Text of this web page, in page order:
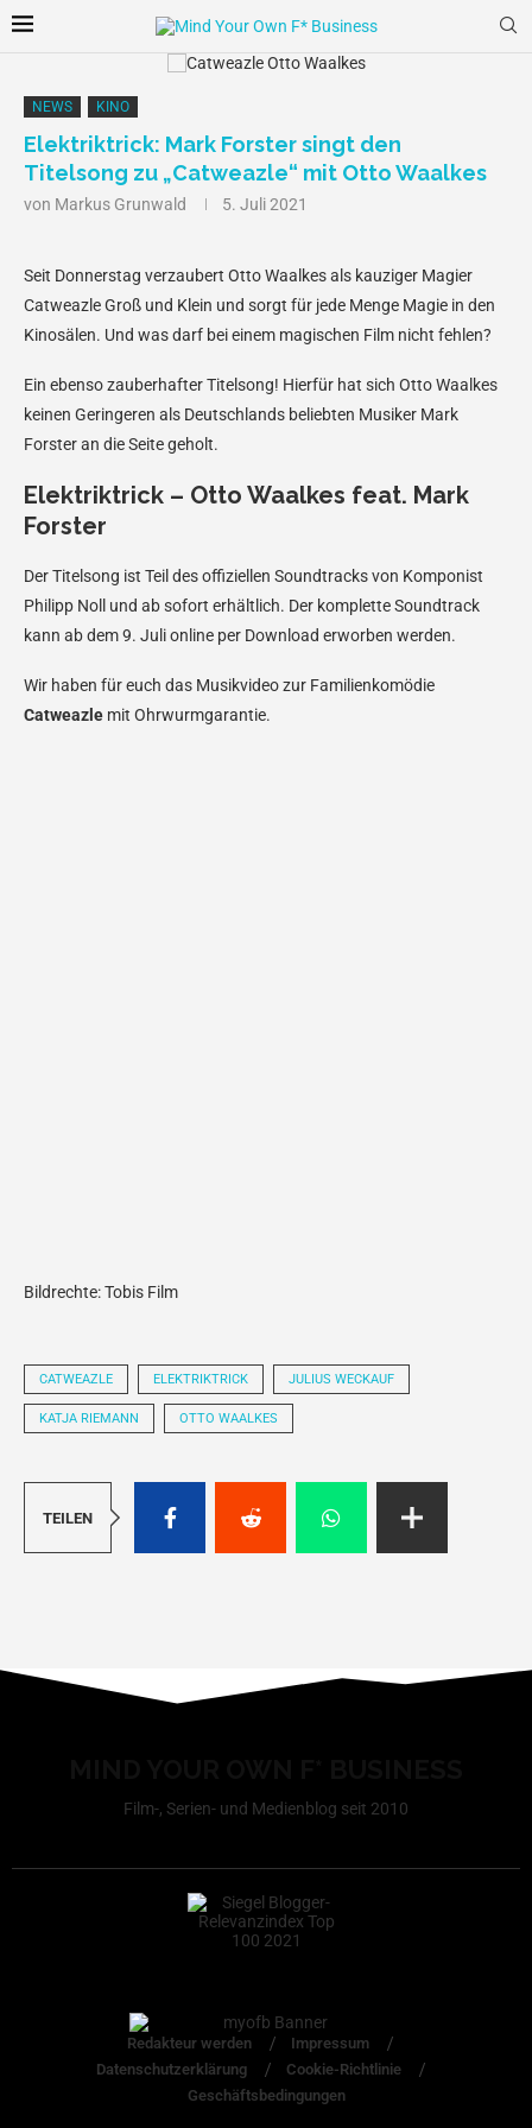
NEWS KINO
Elektriktrick: Mark Forster singt den
Titelsong zu „Catweazle“ mit Otto Waalkes
von Markus Grunwald 5. Juli 2021
Seit Donnerstag verzaubert Otto Waalkes als kauziger Magier
Catweazle Groß und Klein und sorgt für jede Menge Magie in den
Kinosälen. Und was darf bei einem magischen Film nicht fehlen?
Ein ebenso zauberhafter Titelsong! Hierfür hat sich Otto Waalkes
keinen Geringeren als Deutschlands beliebten Musiker Mark
Forster an die Seite geholt.
Elektriktrick – Otto Waalkes feat. Mark
Forster
Der Titelsong ist Teil des offiziellen Soundtracks von Komponist
Philipp Noll und ab sofort erhältlich. Der komplette Soundtrack
kann ab dem 9. Juli online per Download erworben werden.
Wir haben für euch das Musikvideo zur Familienkomödie
Catweazle mit Ohrwurmgarantie.
Bildrechte: Tobis Film
CATWEAZLE ELEKTRIKTRICK JULIUS WECKAUF
KATJA RIEMANN OTTO WAALKES
TEILEN
Film-, Serien- und Medienblog seit 2010
Redakteur werden
Impressum
Datenschutzerklärung
Cookie-Richtlinie
Geschäftsbedingungen